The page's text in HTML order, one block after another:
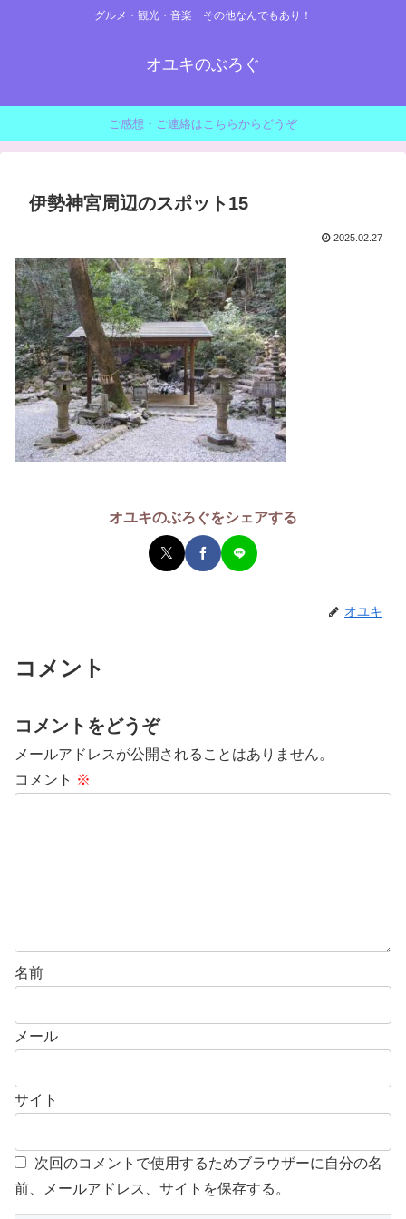
グルメ・観光・音楽 その他なんでもあり！
オユキのぶろぐ
ご感想・ご連絡はこちらからどうぞ
伊勢神宮周辺のスポット15
2025.02.27
オユキのぶろぐをシェアする
オユキ
コメント
コメントをどうぞ
メールアドレスが公開されることはありません。
コメント ※
名前
メール
サイト
次回のコメントで使用するためブラウザーに自分の名
前、メールアドレス、サイトを保存する。